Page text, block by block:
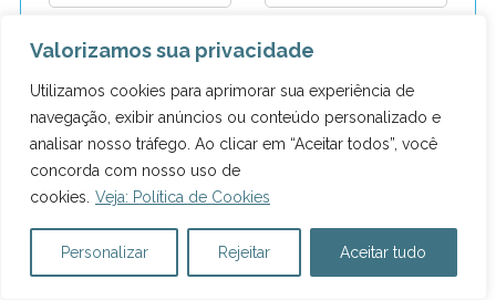
Valorizamos sua privacidade
Utilizamos cookies para aprimorar sua experiência de
navegação, exibir anúncios ou conteúdo personalizado e
analisar nosso tráfego. Ao clicar em “Aceitar todos”, você
concorda com nosso uso de
cookies. Veja: Política de Cookies
Personalizar Rejeitar Aceitar tudo
Agosto, 11
Powered by12Go system
COMO SE LOCOMOVER EM
LA FORTUNA?